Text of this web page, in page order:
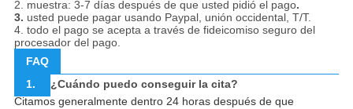
2. muestra: 3-7 días después de que usted pidió el pago.
3. usted puede pagar usando Paypal, unión occidental, T/T.
4. todo el pago se acepta a través de fideicomiso seguro del
procesador del pago.
FAQ
1.
¿Cuándo puedo conseguir la cita?
Citamos generalmente dentro 24 horas después de que